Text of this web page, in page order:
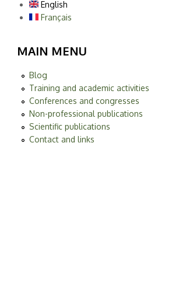
English
Français
MAIN MENU
Blog
Training and academic activities
Conferences and congresses
Non-professional publications
Scientific publications
Contact and links